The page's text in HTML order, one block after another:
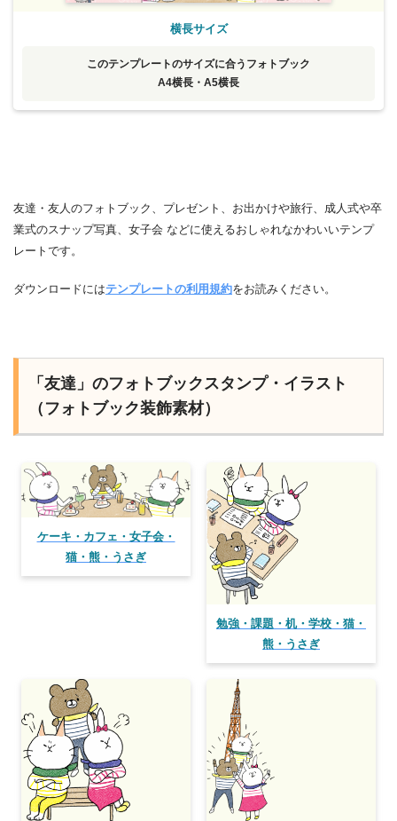
横長サイズ
このテンプレートのサイズに合うフォトブック
A4横長・A5横長
友達・友人のフォトブック、プレゼント、お出かけや旅行、成人式や卒
業式のスナップ写真、女子会 などに使えるおしゃれなかわいいテンプ
レートです。
ダウンロードにはテンプレートの利用規約をお読みください。
「友達」のフォトブックスタンプ・イラスト
（フォトブック装飾素材）
ケーキ・カフェ・女子会・
猫・熊・うさぎ
勉強・課題・机・学校・猫・
熊・うさぎ